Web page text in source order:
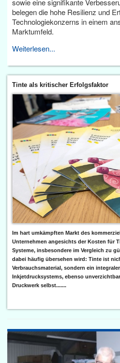
sowie eine signifikante
belegen die hohe Resilienz und
Technologiekonzerns in einem
Marktumfeld.
Weiterlesen...
Tinte als kritischer Erfolgsfaktor
Im hart umkämpften Markt des
Unternehmen angesichts der Kosten für
Systeme, insbesondere im Vergleich zu
dabei häufig übersehen wird: Tinte ist
Verbrauchsmaterial, sondern ein
Inkjetdrucksystems, ebenso
Druckwerk selbst.......